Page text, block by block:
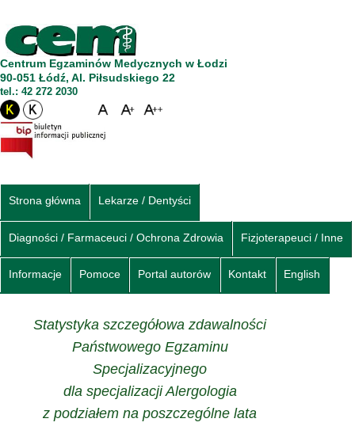
Centrum Egzaminów Medycznych w Łodzi
90-051 Łódź, Al. Piłsudskiego 22
tel.: 42 272 2030
Strona główna Lekarze / Dentyści
Diagności / Farmaceuci / Ochrona Zdrowia Fizjoterapeuci / Inne
Informacje Pomoce Portal autorów Kontakt English
Statystyka szczegółowa zdawalności
Państwowego Egzaminu
Specjalizacyjnego
dla specjalizacji Alergologia
z podziałem na poszczególne lata